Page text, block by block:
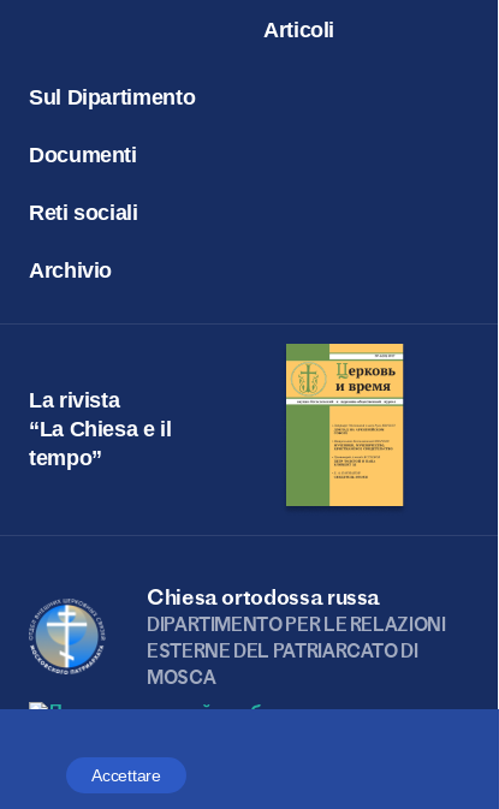
Accettare
Articoli
Sul Dipartimento
Documenti
Reti sociali
Archivio
La rivista
“La Chiesa e il
tempo”
Chiesa ortodossa russa
DIPARTIMENTO PER LE RELAZIONI
ESTERNE DEL PATRIARCATO DI
MOSCA
Веб-сайт создан при содействии